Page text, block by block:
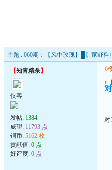
主题 : 060期：【风中玫瑰】█〖家野料
【知青精杀】
侠客
发帖: 1384
威望: 11793 点
铜币: 5162 枚
贡献值: 0 点
好评度: 0 点
6
u
对